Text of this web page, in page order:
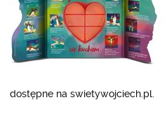
dostępne na swietywojciech.pl.